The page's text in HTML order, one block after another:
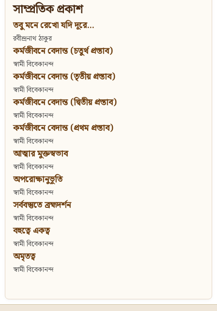
সাম্প্রতিক প্রকাশ
তবু মনে রেখো যদি দূরে...
রবীন্দ্রনাথ ঠাকুর
কর্মজীবনে বেদান্ত (চতুর্থ প্রস্তাব)
স্বামী বিবেকানন্দ
কর্মজীবনে বেদান্ত (তৃতীয় প্রস্তাব)
স্বামী বিবেকানন্দ
কর্মজীবনে বেদান্ত (দ্বিতীয় প্রস্তাব)
স্বামী বিবেকানন্দ
কর্মজীবনে বেদান্ত (প্রথম প্রস্তাব)
স্বামী বিবেকানন্দ
আত্মার মুক্তস্বভাব
স্বামী বিবেকানন্দ
অপরোক্ষানুভূতি
স্বামী বিবেকানন্দ
সর্ববস্তুতে ব্রহ্মদর্শন
স্বামী বিবেকানন্দ
বহুত্বে একত্ব
স্বামী বিবেকানন্দ
অমৃতত্ব
স্বামী বিবেকানন্দ